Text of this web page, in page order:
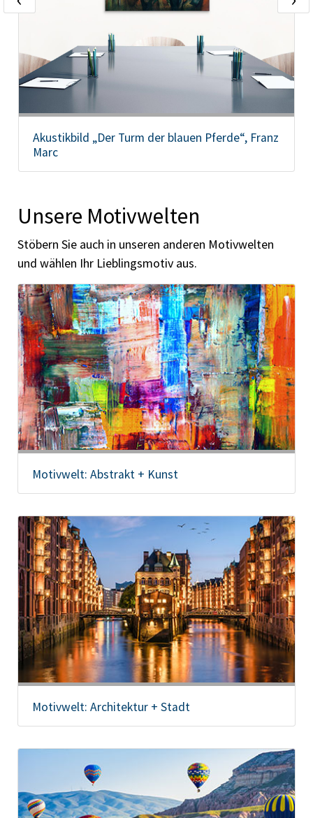
Akustikbild „Der Turm der blauen Pferde“, Franz
Marc
Unsere Motivwelten
Stöbern Sie auch in unseren anderen Motivwelten
und wählen Ihr Lieblingsmotiv aus.
Motivwelt: Abstrakt + Kunst
Motivwelt: Architektur + Stadt